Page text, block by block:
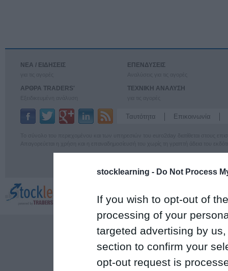
stocklearning - Do Not Process
If you wish to opt-out of
processing of your
targeted advertising by
section to confirm your
opt-out request is
ΝΕΑ / ΕΙΔΗΣΕΙΣ
ΑΡΘΡΑ TRADERS'
ΕΠΕΝΔΥΣΕΙΣ
ΤΕΧΝΙΚΗ ΑΝΑΛΥΣΗ
Ταυτότητα Επικοινωνία